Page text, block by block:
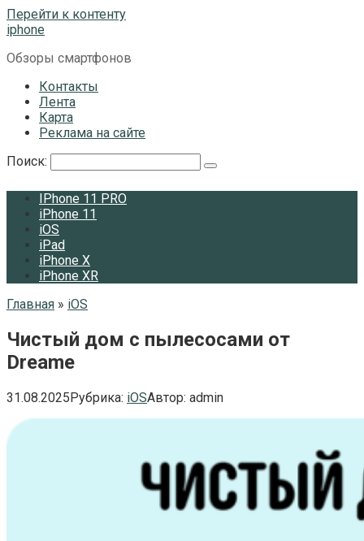
Перейти к контенту
iphone
Обзоры смартфонов
Контакты
Лента
Карта
Реклама на сайте
Поиск:
IPhone 11 PRO
iPhone 11
iOS
iPad
iPhone X
iPhone XR
Главная » iOS
Чистый дом с пылесосами от
Dreame
31.08.2025Рубрика: iOSАвтор: admin